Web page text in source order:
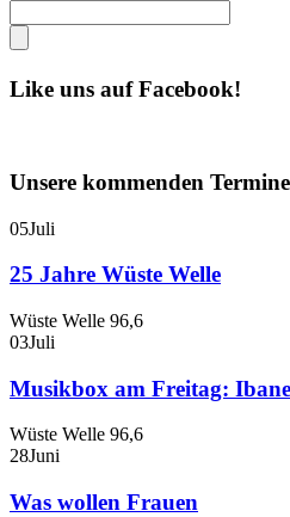
Like uns auf Facebook!
Unsere kommenden
05Juli
25 Jahre Wüste Welle
Wüste Welle 96,6
03Juli
Musikbox am Freitag:
Wüste Welle 96,6
28Juni
Was wollen Frauen